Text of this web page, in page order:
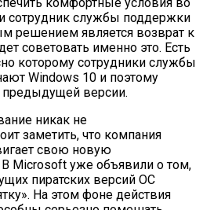
сотрудник службы поддержки
решением является возврат к
советовать именно это. Есть
которому сотрудники службы
Windows 10 и поэтому
предыдущей версии.
никак не
заметить, что компания
свою новую
Microsoft уже объявили о том,
пиратских версий ОС
На этом фоне действия